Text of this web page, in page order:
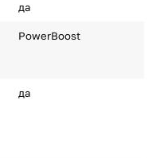
да
PowerBoost
да